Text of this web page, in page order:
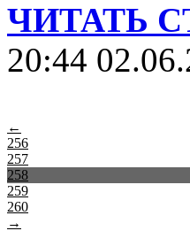
ЧИТАТЬ
20:44
←
256
257
258
259
260
→